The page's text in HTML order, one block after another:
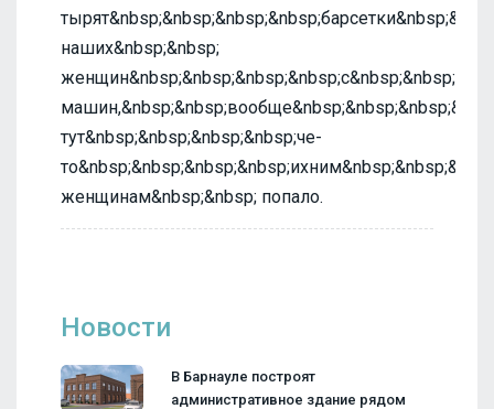
наших&nbsp;&nbsp;
женщин&nbsp;&nbsp;&nbsp;&nbsp;с&nbsp;&nbsp;
тут&nbsp;&nbsp;&nbsp;&nbsp;че-
женщинам&nbsp;&nbsp; попало.
Новости
В Барнауле построят
административное здание рядом